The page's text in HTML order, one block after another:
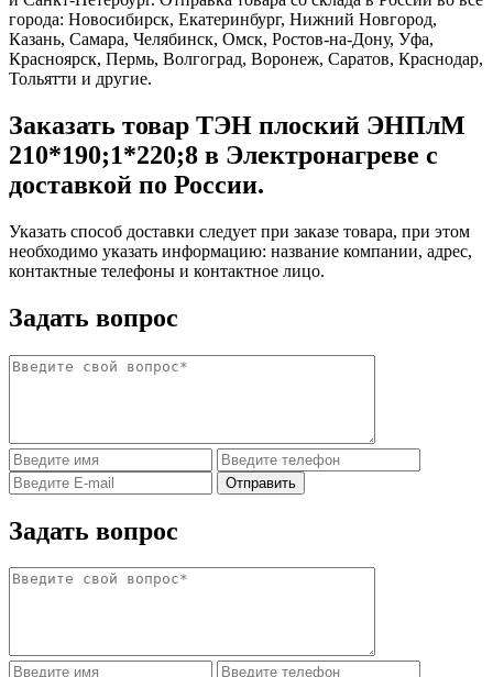
города: Новосибирск, Екатеринбург, Нижний Новгород,
Казань, Самара, Челябинск, Омск, Ростов-на-Дону, Уфа,
Красноярск, Пермь, Волгоград, Воронеж, Саратов, Краснодар,
Тольятти и другие.
Заказать товар ТЭН плоский ЭНПлМ
210*190;1*220;8 в Электронагреве с
доставкой по России.
Указать способ доставки следует при заказе товара, при этом
необходимо указать информацию: название компании, адрес,
контактные телефоны и контактное лицо.
Задать вопрос
Задать вопрос